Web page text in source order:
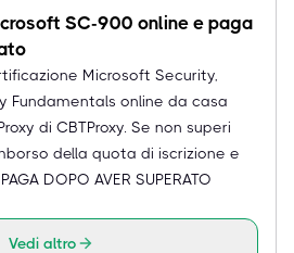
SC-900 online e paga
Microsoft Security,
Fundamentals online da casa
di CBTProxy. Se non superi
della quota di iscrizione e
DOPO AVER SUPERATO
Vedi altro